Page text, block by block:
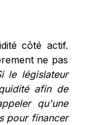
côté actif.
ne pas
le législateur
afin de
qu'une
pour financer